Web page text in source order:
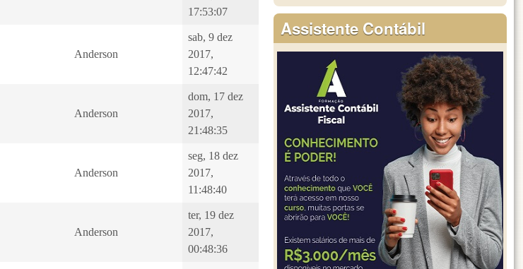
17:53:07
Anderson
sab, 9 dez
2017,
12:47:42
Anderson
dom, 17 dez
2017,
21:48:35
Anderson
seg, 18 dez
2017,
11:48:40
Anderson
ter, 19 dez
2017,
00:48:36
Assistente Contábil